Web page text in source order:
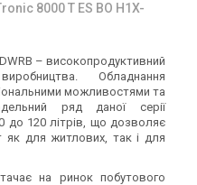
8000 T ES BO H1X-
– високопродуктивний
Обладнання
можливостями та
ряд даної серії
до 120 літрів, що дозволяє
як для житлових, так і для
на ринок побутового